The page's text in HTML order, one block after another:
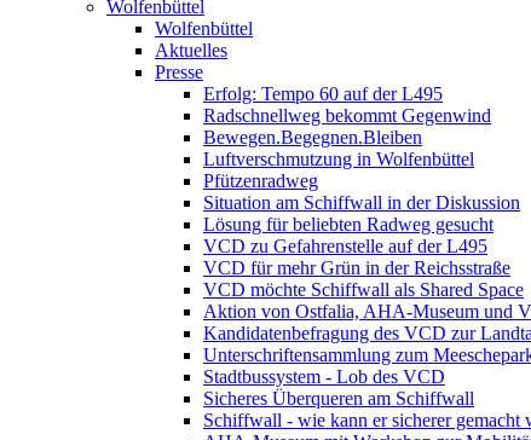
Wolfenbüttel
Wolfenbüttel
Aktuelles
Presse
Erfolg: Tempo 60 auf der L495
Radschnellweg bekommt Gegenwind
Bewegen.Begegnen.Bleiben
Luftverschmutzung in Wolfenbüttel
Pfützenradweg
Situation am Schiffwall in der Diskussion
Lösung für beliebten Radweg gesucht
VCD zu Gefahrenstelle auf der L495
VCD für mehr Grün in der Reichsstraße
VCD möchte Schiffwall als Shared Space
Aktion von Ostfalia, AHA-Museum und
Kandidatenbefragung des VCD zur
Unterschriftensammlung zum
Stadtbussystem - Lob des VCD
Sicheres Überqueren am Schiffwall
Schiffwall - wie kann er sicherer gemacht